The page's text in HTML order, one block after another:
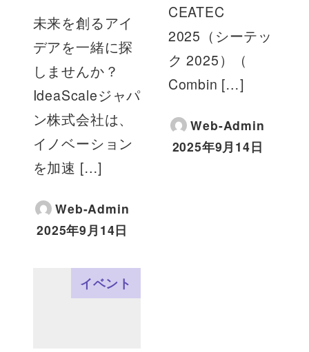
未来を創るアイ
デアを一緒に探
しませんか？
IdeaScaleジャパ
ン株式会社は、
イノベーション
を加速 […]
Web-Admin
2025年9月14日
CEATEC
2025（シーテッ
ク 2025）（
Combin […]
Web-Admin
2025年9月14日
イベント